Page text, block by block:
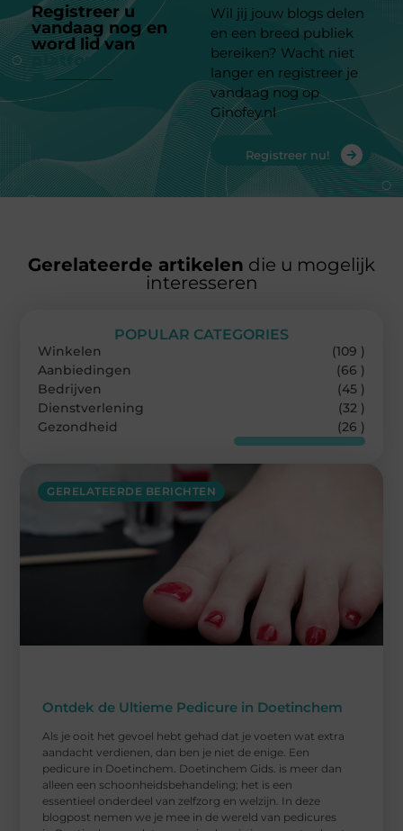
Registreer u
vandaag nog en
word lid van
platform
Wil jij jouw blogs delen
en een breed publiek
bereiken? Wacht niet
langer en registreer je
vandaag nog op
Ginofey.nl
Registreer nu!
Gerelateerde artikelen die u mogelijk
interesseren
GERELATEERDE BERICHTEN
Ontdek de Ultieme Pedicure in Doetinchem
Als je ooit het gevoel hebt gehad dat je voeten wat extra
aandacht verdienen, dan ben je niet de enige. Een
pedicure in Doetinchem. Doetinchem Gids. is meer dan
alleen een schoonheidsbehandeling; het is een
essentieel onderdeel van zelfzorg en welzijn. In deze
blogpost nemen we je mee in de wereld van pedicures
POPULAR CATEGORIES
Winkelen
(109 )
Aanbiedingen
(66 )
Bedrijven
(45 )
Dienstverlening
(32 )
Gezondheid
(26 )